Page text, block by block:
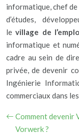
informatique, chef
d’études,
levillage de
informatique et
cadre au sein de
privée, de devenir
Ingénierie
commerciaux dans
Comment devenir
Vorwerk ?